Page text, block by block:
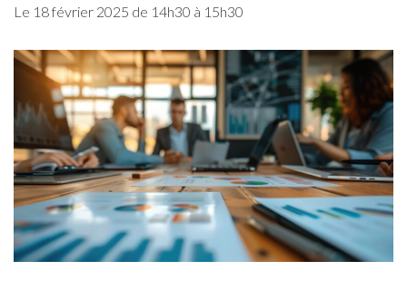
Le 18février 2025 de 14h30 à 15h30